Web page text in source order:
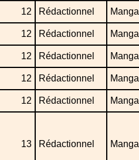
12
Rédactionnel Manga
12
Rédactionnel Manga
12
Rédactionnel Manga
12
Rédactionnel Manga
12
Rédactionnel Manga
13 Rédactionnel Manga